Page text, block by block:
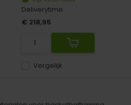
Vergelijk
Deliverytime
€ 218,95